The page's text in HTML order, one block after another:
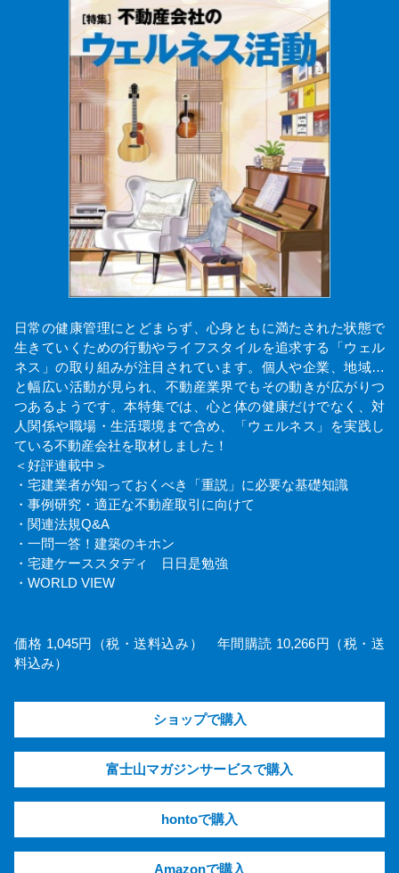
日常の健康管理にとどまらず、心身ともに満たされた状態で
生きていくための行動やライフスタイルを追求する「ウェル
ネス」の取り組みが注目されています。個人や企業、地域…
と幅広い活動が見られ、不動産業界でもその動きが広がりつ
つあるようです。本特集では、心と体の健康だけでなく、対
人関係や職場・生活環境まで含め、「ウェルネス」を実践し
ている不動産会社を取材しました！
＜好評連載中＞
・宅建業者が知っておくべき「重説」に必要な基礎知識
・事例研究・適正な不動産取引に向けて
・関連法規Q&A
・一問一答！建築のキホン
・宅建ケーススタディ 日日是勉強
・WORLD VIEW
価格 1,045円（税・送料込み） 年間購読 10,266円（税・送
料込み）
ショップで購入
富士山マガジンサービスで購入
hontoで購入
Amazonで購入